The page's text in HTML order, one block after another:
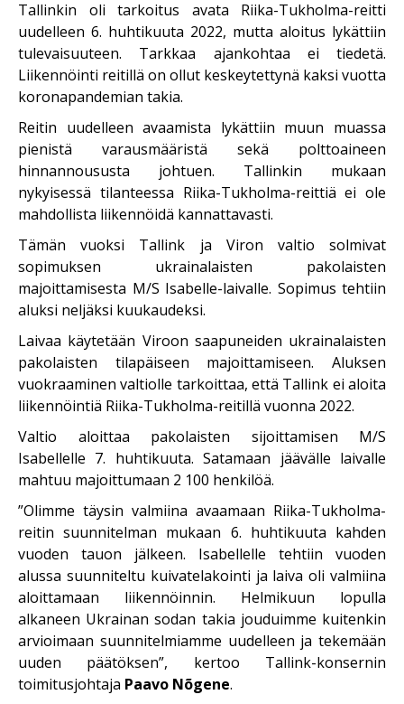
Tallinkin oli tarkoitus avata Riika-Tukholma-reitti
uudelleen 6. huhtikuuta 2022, mutta aloitus lykättiin
tulevaisuuteen. Tarkkaa ajankohtaa ei tiedetä.
Liikennöinti reitillä on ollut keskeytettynä kaksi vuotta
koronapandemian takia.
Reitin uudelleen avaamista lykättiin muun muassa
pienistä varausmääristä sekä polttoaineen
hinnannoususta johtuen. Tallinkin mukaan
nykyisessä tilanteessa Riika-Tukholma-reittiä ei ole
mahdollista liikennöidä kannattavasti.
Tämän vuoksi Tallink ja Viron valtio solmivat
sopimuksen ukrainalaisten pakolaisten
majoittamisesta M/S Isabelle-laivalle. Sopimus tehtiin
aluksi neljäksi kuukaudeksi.
Laivaa käytetään Viroon saapuneiden ukrainalaisten
pakolaisten tilapäiseen majoittamiseen. Aluksen
vuokraaminen valtiolle tarkoittaa, että Tallink ei aloita
liikennöintiä Riika-Tukholma-reitillä vuonna 2022.
Valtio aloittaa pakolaisten sijoittamisen M/S
Isabellelle 7. huhtikuuta. Satamaan jäävälle laivalle
mahtuu majoittumaan 2 100 henkilöä.
”Olimme täysin valmiina avaamaan Riika-Tukholma-
reitin suunnitelman mukaan 6. huhtikuuta kahden
vuoden tauon jälkeen. Isabellelle tehtiin vuoden
alussa suunniteltu kuivatelakointi ja laiva oli valmiina
aloittamaan liikennöinnin. Helmikuun lopulla
alkaneen Ukrainan sodan takia jouduimme kuitenkin
arvioimaan suunnitelmiamme uudelleen ja tekemään
uuden päätöksen”, kertoo Tallink-konsernin
toimitusjohtaja Paavo Nõgene.